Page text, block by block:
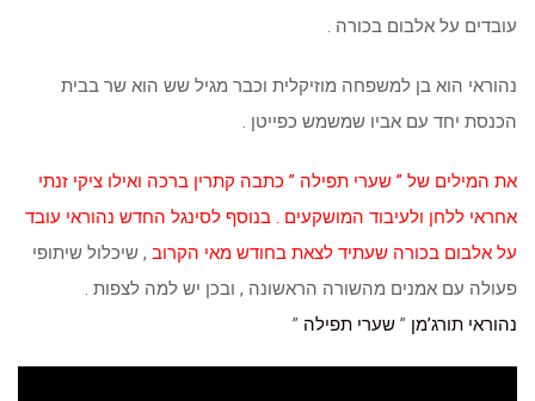
עובדים על אלבום בכורה .
נהוראי הוא בן למשפחה מוזיקלית וכבר מגיל שש הוא שר בבית
הכנסת יחד עם אביו שמשמש כפייטן .
את המילים של ” שערי תפילה ” כתבה קתרין ברכה ואילו ציקי זנתי
אחראי ללחן ולעיבוד המושקעים . בנוסף לסינגל החדש נהוראי עובד
על אלבום בכורה שעתיד לצאת בחודש מאי הקרוב , שיכלול שיתופי
פעולה עם אמנים מהשורה הראשונה , ובכן יש למה לצפות .
נהוראי תורג’מן ” שערי תפילה ”